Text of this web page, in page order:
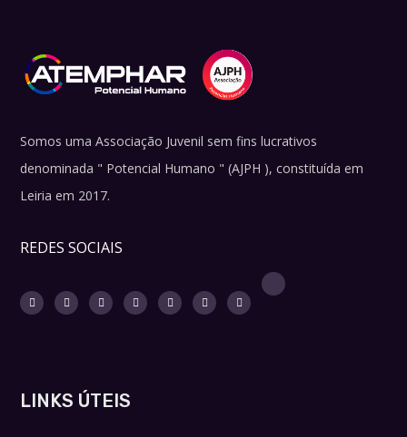
Somos uma Associação Juvenil sem fins lucrativos
denominada " Potencial Humano " (AJPH ), constituída em
Leiria em 2017.
REDES SOCIAIS
LINKS ÚTEIS